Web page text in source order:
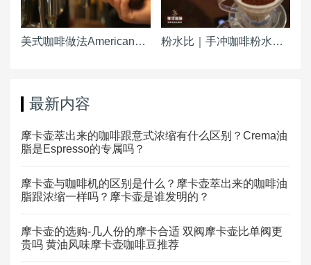
美式咖啡做法Americano ｜热美式咖啡粉水比例参考 冰美式咖啡浓缩粉水冰块比例是多少 粉水比｜手冲咖啡粉水比怎么计算 冷萃手冲粉水比
最新内容
摩卡壶萃出来的咖啡跟意式浓缩有什么区别？Crema油
脂是Espresso的专属吗？
摩卡壶与咖啡机的区别是什么？摩卡壶萃出来的咖啡油
脂跟浓缩一样吗？摩卡壶是谁发明的？
摩卡壶的选购-几人份的摩卡合适 双阀摩卡壶比单阀更
贵吗 黄油风味摩卡壶咖啡豆推荐